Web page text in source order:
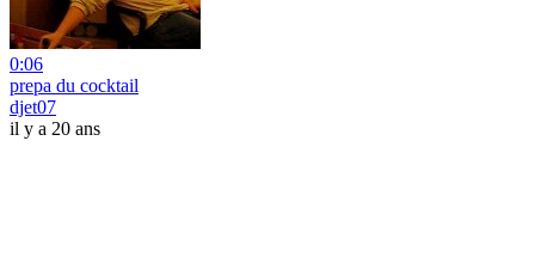
0:06
prepa du cocktail
djet07
il y a 20 ans